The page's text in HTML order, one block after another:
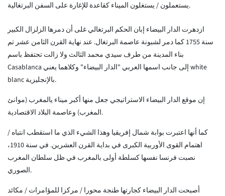
يستعملون / يستغلون الميناء كقاعدة للإغارة على السفن البرتغالية.
ازدهرت الدار البيضاء إبان الحكم البرتغالي غلى أن دمرها الزلزال الكبير
سنة 1755 كما دمر لشبونة عاصمة البرتغال. عند نهاية القرن الثامن عشر تم
بناء المدينة من طرف سيدي محمد الثالث ولا زالت تحتفظ باسم
Casablanca إلى جانب اسمها العربي "الدار البيضاء" وكلاهما يعني white
blanc بالإنجليزية.
إن موقع الدار البيضاء الاستراتيجي جعل منها أكبر ميناء يالمغرب (موانئ
المغرب) وعاصمة البلاد الاقتصادية.
كما أنها اعتبرت بوابة شمال إفريقيا وهذا الشيء الذي ما استقطب انتباه /
اهتمام القوى الأوربية الكبرى في بداية القرن العشرين. في سنة 1910،
نصبت فرنسا نفسها كسلطة أولى بالمغرب في ظل سلطان المغرب
الصوري.
أصبحت الدار البيضاء كجارتها طنجة محورا / مركزا للمؤامرات / مكائد